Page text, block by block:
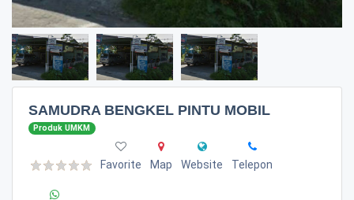
SAMUDRA BENGKEL PINTU MOBIL
Produk UMKM
Favorite Map Website Telepon